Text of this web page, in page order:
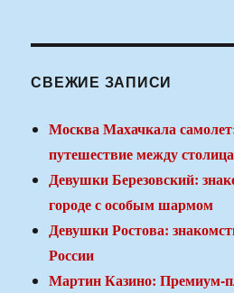
СВЕЖИЕ ЗАПИСИ
Москва Махачкала
путешествие между
Девушки Березовский:
городе с особым шармом
Девушки Ростова:
России
Мартин Казино: Премиум-